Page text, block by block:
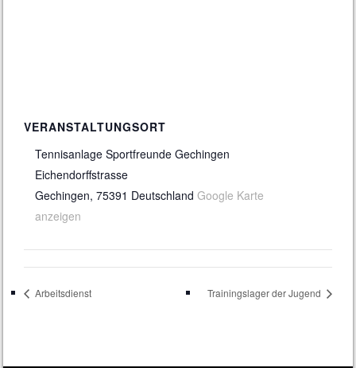
VERANSTALTUNGSORT
Tennisanlage Sportfreunde Gechingen
Eichendorffstrasse
Gechingen, 75391 Deutschland Google Karte
anzeigen
Arbeitsdienst Trainingslager der Jugend